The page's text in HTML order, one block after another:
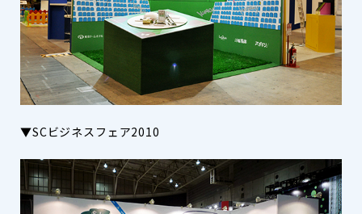
▼SCビジネスフェア2010